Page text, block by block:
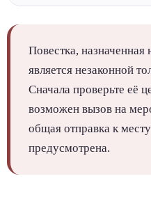
Повестка, назначенная
является незаконной
Сначала проверьте её
возможен вызов на
общая отправка к
предусмотрена.